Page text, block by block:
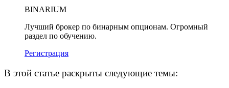
BINARIUM
Лучший брокер по бинарным опционам. Огромный
раздел по обучению.
Регистрация
В этой статье раскрыты следующие темы: